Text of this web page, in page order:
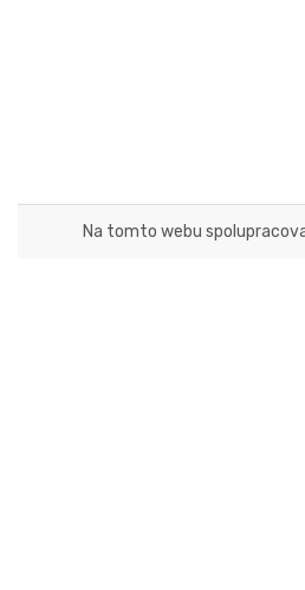
Na tomto webu